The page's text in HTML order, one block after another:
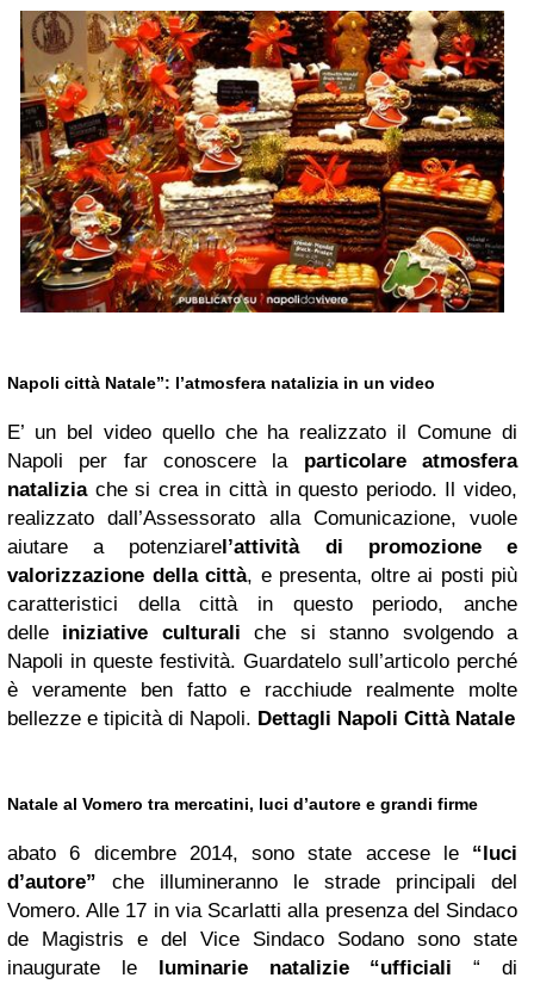
Napoli città Natale”: l’atmosfera natalizia in un video
E’ un bel video quello che ha realizzato il Comune di
Napoli per far conoscere la particolare atmosfera
nataliziache si crea in città in questo periodo. Il video,
realizzato dall’Assessorato alla Comunicazione, vuole
aiutare a potenziare l’attività di promozione e
valorizzazione della città, e presenta, oltre ai posti più
caratteristici della città in questo periodo, anche
delle iniziative culturali che si stanno svolgendo a
Napoli in queste festività. Guardatelo sull’articolo perché
è veramente ben fatto e racchiude realmente molte
bellezze e tipicità di Napoli. Dettagli Napoli Città Natale
Natale al Vomero tra mercatini, luci d’autore e grandi firme
abato 6 dicembre 2014, sono state accese le “luci
d’autore” che illumineranno le strade principali del
Vomero. Alle 17 in via Scarlatti alla presenza del Sindaco
de Magistris e del Vice Sindaco Sodano sono state
inaugurate le
luminarie natalizie “ufficiali “ di